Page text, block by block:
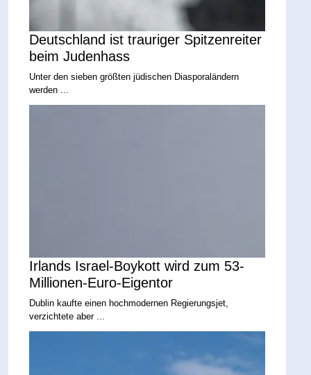
Deutschland ist trauriger Spitzenreiter
beim Judenhass
Unter den sieben größten jüdischen Diasporaländern
werden ...
Irlands Israel-Boykott wird zum 53-
Millionen-Euro-Eigentor
Dublin kaufte einen hochmodernen Regierungsjet,
verzichtete aber ...